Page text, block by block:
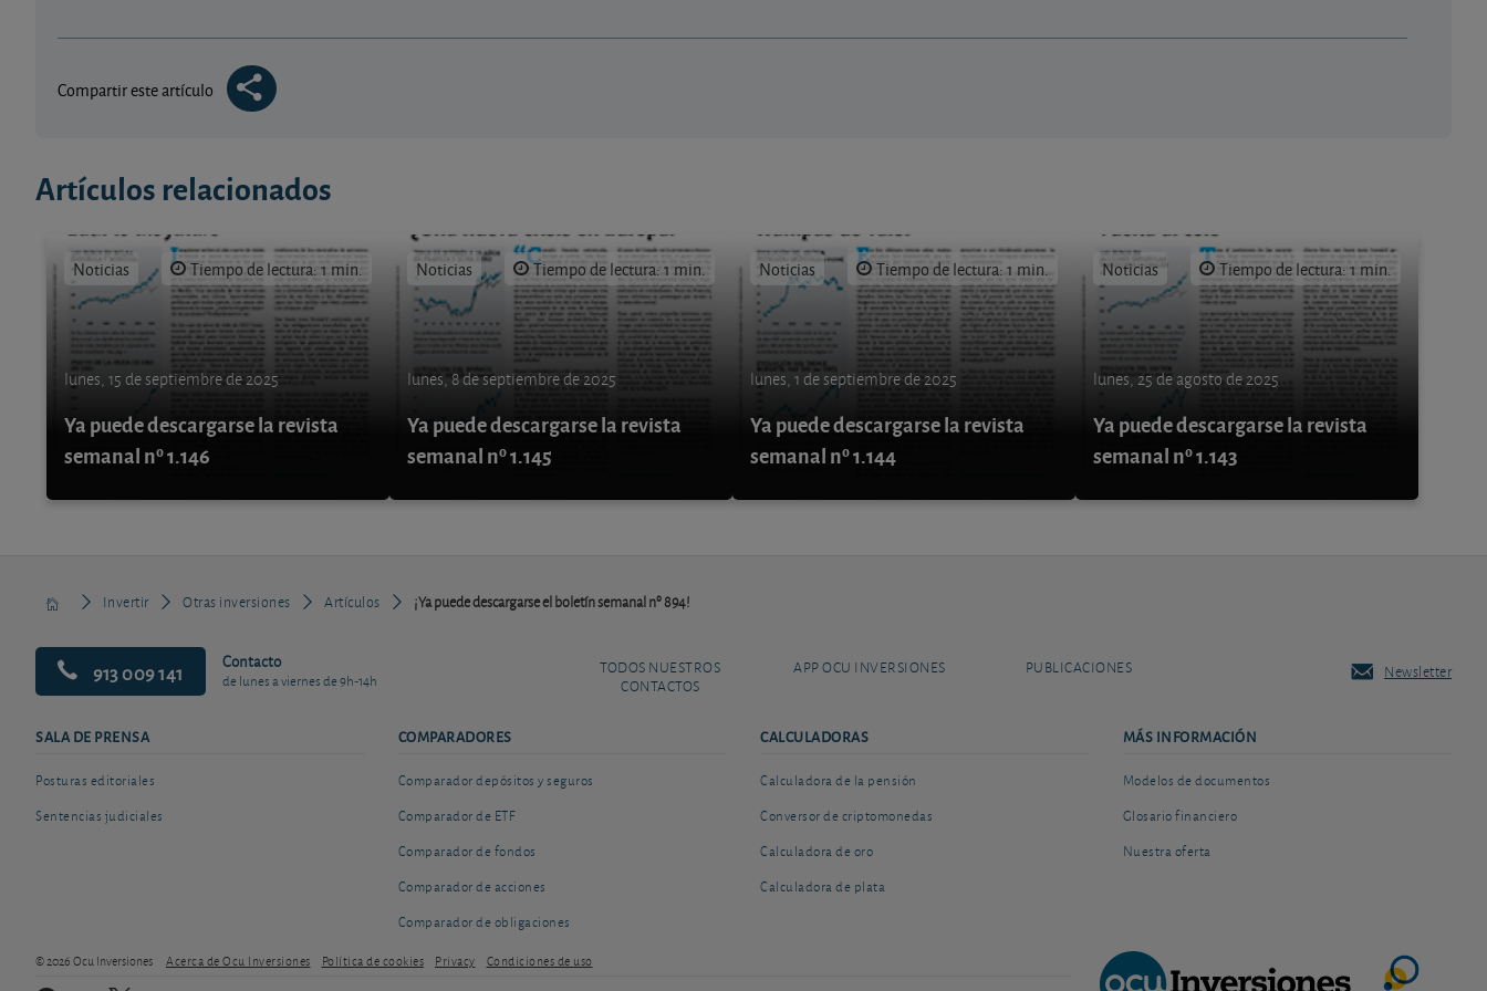
Compartir este artículo
Artículos relacionados
Noticias Tiempo de lectura: 1 min.
lunes, 15 de septiembre de 2025
Ya puede descargarse la revista
semanal nº 1.146
Noticias Tiempo de lectura: 1 min.
lunes, 8 de septiembre de 2025
Ya puede descargarse la revista
semanal nº 1.145
Noticias Tiempo de lectura: 1 min.
lunes, 1 de septiembre de 2025
Ya puede descargarse la revista
semanal nº 1.144
Noticias Tiempo de lectura: 1 min.
lunes, 25 de agosto de 2025
Ya puede descargarse la revista
semanal nº 1.143
Invertir Otras inversiones Artículos ¡Ya puede descargarse el boletín semanal nº 894!
913 009 141 Contacto
de lunes a viernes de 9h-14h
TODOS NUESTROS
CONTACTOS
APP OCU INVERSIONES PUBLICACIONES Newsletter
SALA DE PRENSA
Posturas editoriales
Sentencias judiciales
COMPARADORES
Comparador depósitos y seguros
Comparador de ETF
Comparador de fondos
Comparador de acciones
Comparador de obligaciones
CALCULADORAS
Calculadora de la pensión
Conversor de criptomonedas
Calculadora de oro
Calculadora de plata
MÁS INFORMACIÓN
Modelos de documentos
Glosario financiero
Nuestra oferta
© 2026 Ocu Inversiones Acerca de Ocu Inversiones Política de cookies Privacy Condiciones de uso